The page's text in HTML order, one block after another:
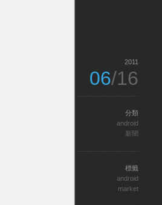
2011
06/16
分類
android
新聞
標籤
android
market